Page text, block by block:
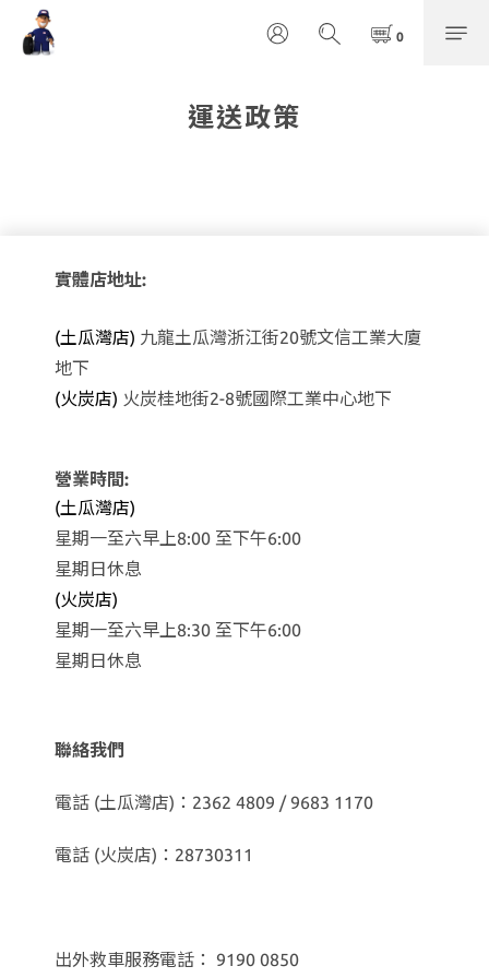
運送政策
實體店地址:
(土瓜灣店) 九龍土瓜灣浙江街20號文信工業大廈
地下
(火炭店) 火炭桂地街2-8號國際工業中心地下
營業時間:
(土瓜灣店)
星期一至六早上8:00 至下午6:00
星期日休息
(火炭店)
星期一至六早上8:30 至下午6:00
星期日休息
聯絡我們
電話 (土瓜灣店)：2362 4809 / 9683 1170
電話 (火炭店)：28730311
出外救車服務電話： 9190 0850